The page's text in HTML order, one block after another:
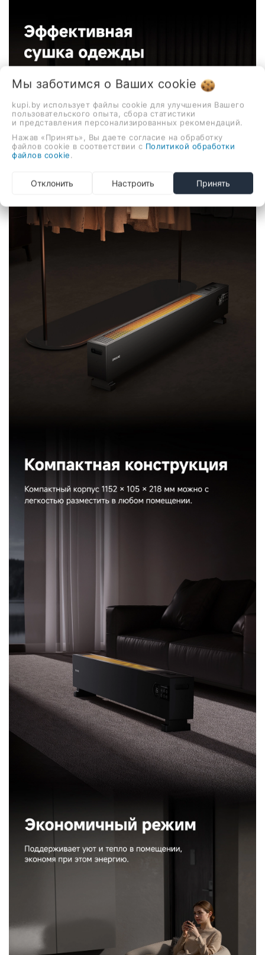
Мы заботимся о Ваших cookie
kupi.by использует файлы cookie для улучшения Вашего
пользовательского опыта, сбора статистики
и представления персонализированных рекомендаций.
Нажав «Принять», Вы даете согласие на обработку
файлов cookie в соответствии с Политикой обработки
файлов cookie.
Отклонить Настроить Принять